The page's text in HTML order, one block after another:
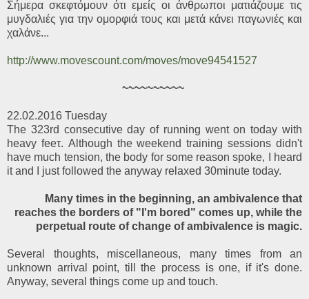
Σήμερα σκεφτόμουν ότι εμείς οι άνθρωποι ματιάζουμε τις
μυγδαλιές για την ομορφιά τους και μετά κάνει παγωνιές και
χαλάνε...
http://www.movescount.com/moves/move94541527
~~~~~~~~~~
22.02.2016 Tuesday
The 323rd consecutive day of running went on today with
heavy feeτ. Although the weekend training sessions didn't
have much tension, the body for some reason spoke, I heard
it and I just followed the anyway relaxed 30minute today.
Many times in the beginning, an ambivalence that
reaches the borders of "I'm bored" comes up, while the
perpetual route of change of ambivalence is magic.
Several thoughts, miscellaneous, many times from an
unknown arrival point, till the process is one, if it's done.
Anyway, several things come up and touch.